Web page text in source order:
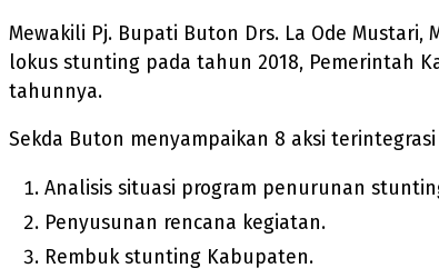
Mewakili Pj. Bupati Buton Drs. La Ode Mustari,
lokus stunting pada tahun 2018, Pemerintah
tahunnya.
Sekda Buton menyampaikan 8 aksi
Analisis situasi program penurunan
Penyusunan rencana kegiatan.
Rembuk stunting Kabupaten.